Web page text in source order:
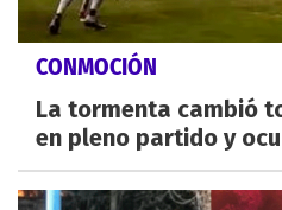
CONMOCIÓN
La tormenta cambió
en pleno partido y